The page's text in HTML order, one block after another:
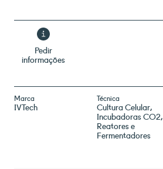
Pedir
informações
Marca
IVTech
Técnica
Cultura Celular,
Incubadoras CO2,
Reatores e
Fermentadores